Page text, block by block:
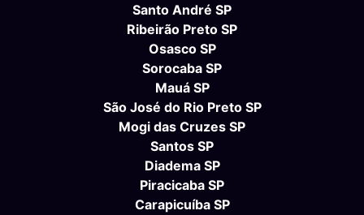
Santo André SP
Ribeirão Preto SP
Osasco SP
Sorocaba SP
Mauá SP
São José do Rio Preto SP
Mogi das Cruzes SP
Santos SP
Diadema SP
Piracicaba SP
Carapicuíba SP